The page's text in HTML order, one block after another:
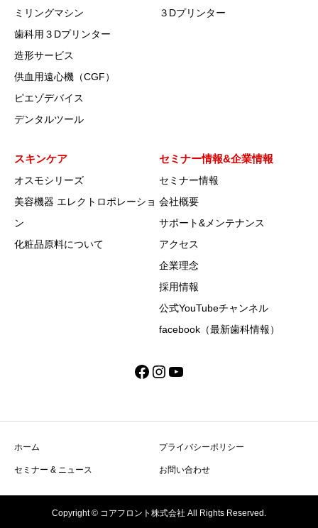
ミリングマシン
歯科用３Dプリンター
造形サービス
供血用遠心機（CGF）
ピエゾデバイス
デンタルツール
３Dプリンター
スキンケア
オスモシリーズ
美容機器 エレクトロポレーショ
ン
化粧品原料について
セミナー情報&企業情報
セミナー情報
会社概要
サポート&メンテナンス
アクセス
企業理念
採用情報
公式YouTubeチャンネル
facebook（最新歯科情報）
Facebook
Instagram
YouTube
ホーム プライバシーポリシー
セミナー & ニュース お問い合わせ
Copyright © コアフロント株式会社 All Rights Reserved.